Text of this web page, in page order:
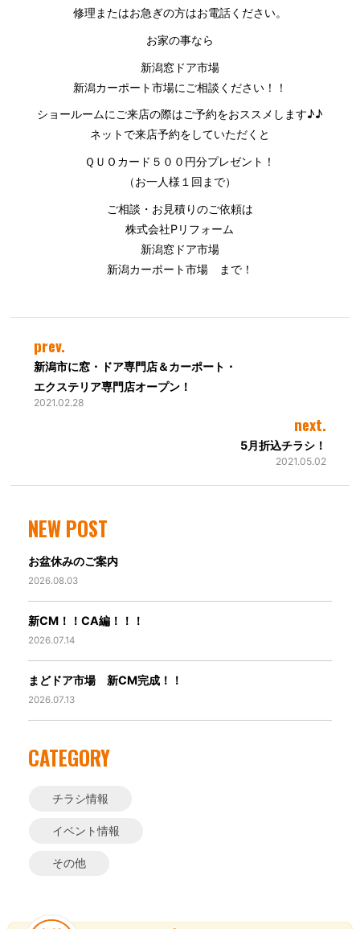
修理またはお急ぎの方はお電話ください。
お家の事なら
新潟窓ドア市場
新潟カーポート市場にご相談ください！！
ショールームにご来店の際はご予約をおススメします♪♪
ネットで来店予約をしていただくと
ＱＵＯカード５００円分プレゼント！
（お一人様１回まで）
ご相談・お見積りのご依頼は
株式会社Pリフォーム
新潟窓ドア市場
新潟カーポート市場 まで！
prev.
新潟市に窓・ドア専門店＆カーポート・
エクステリア専門店オープン！
2021.02.28
next.
5月折込チラシ！
2021.05.02
NEW POST
お盆休みのご案内
2026.08.03
新CM！！CA編！！！
2026.07.14
まどドア市場 新CM完成！！
2026.07.13
CATEGORY
チラシ情報
イベント情報
その他